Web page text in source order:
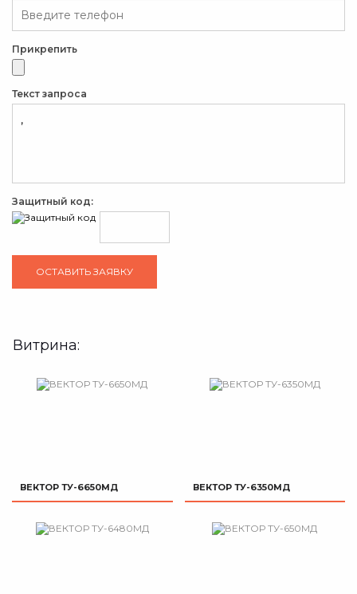
Прикрепить
Текст запроса
Защитный код:
Витрина:
ВЕКТОР ТУ-6650МД ВЕКТОР ТУ-6350МД